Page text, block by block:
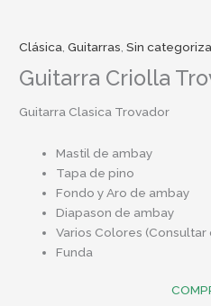
Clásica,Guitarras,Sin
Guitarra Criolla
Guitarra Clasica Trovador
Mastil de ambay
Tapa de pino
Fondo y Aro de ambay
Diapason de ambay
Varios Colores
Funda